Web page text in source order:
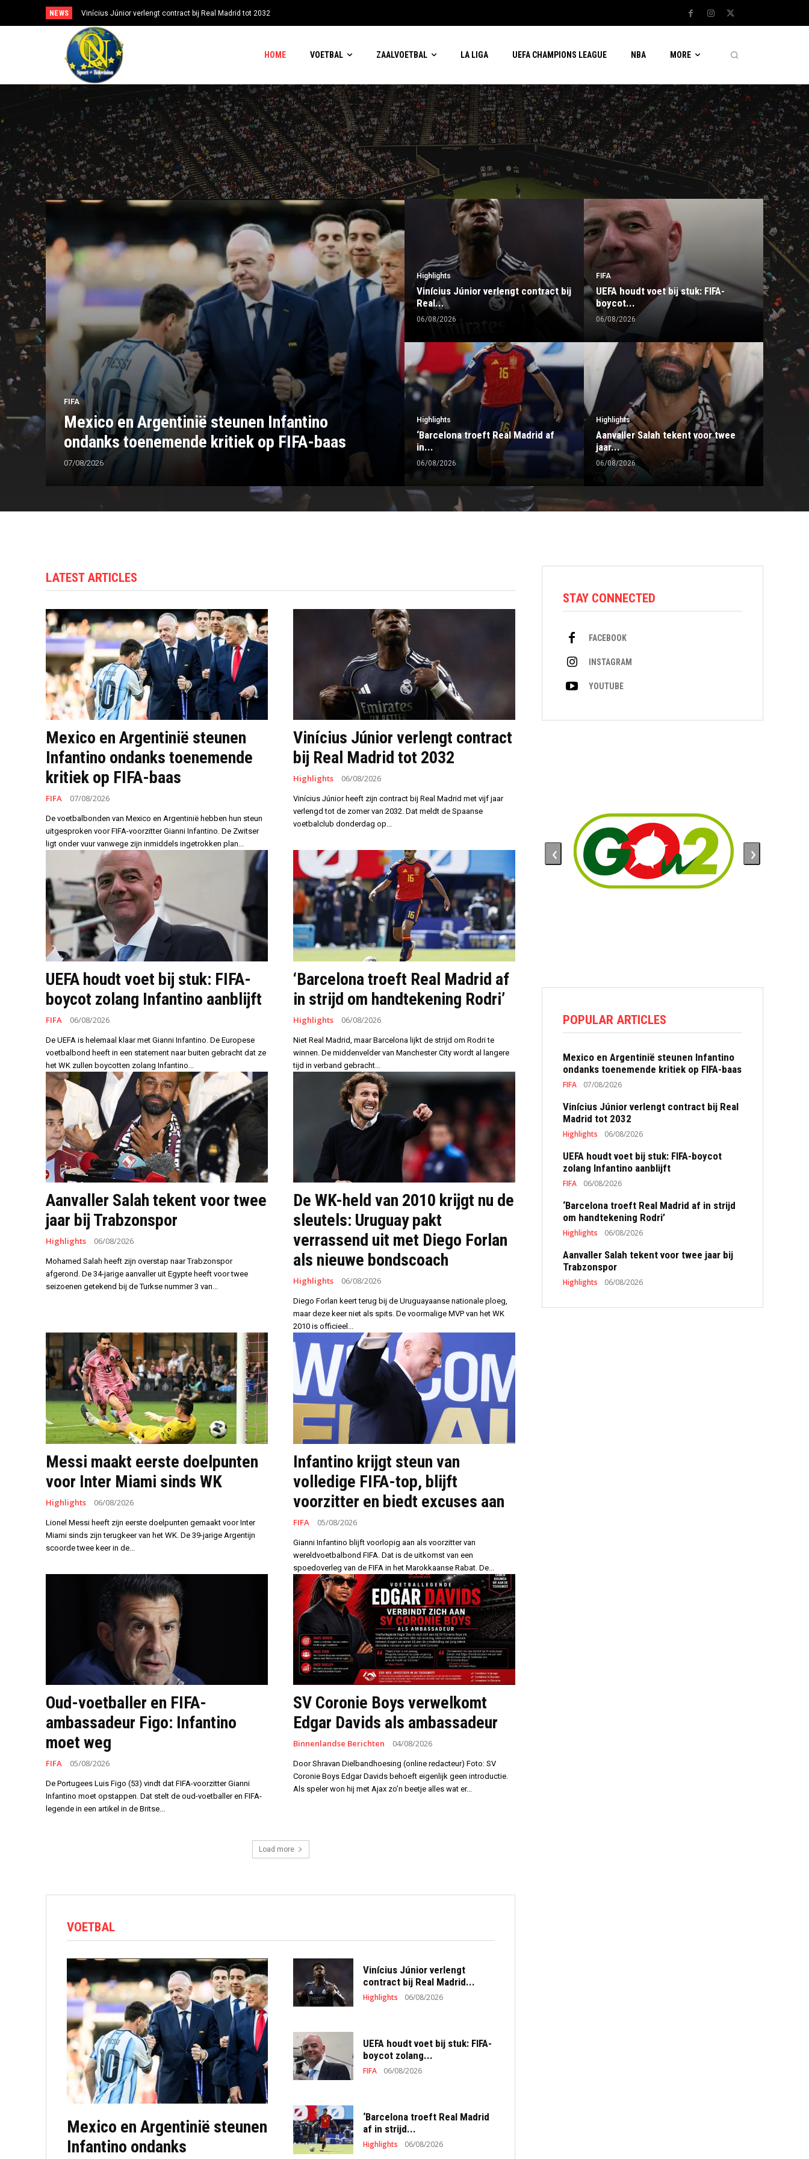
NEWS Vinícius Júnior verlengt contract bij Real Madrid tot 2032
UEFA houdt voet bij stuk: FIFA-boycot zolang Infantino aanblijft
HOME VOETBAL ZAALVOETBAL LA LIGA UEFA CHAMPIONS LEAGUE NBA MORE
FIFA
Mexico en Argentinië steunen Infantino
ondanks toenemende kritiek op FIFA-baas
07/08/2026
Highlights
Vinícius Júnior verlengt contract bij
Real...
06/08/2026
FIFA
UEFA houdt voet bij stuk: FIFA-
boycot...
06/08/2026
Highlights
‘Barcelona troeft Real Madrid af
in...
06/08/2026
Highlights
Aanvaller Salah tekent voor twee
jaar...
06/08/2026
LATEST ARTICLES
Mexico en Argentinië steunen
Infantino ondanks toenemende
kritiek op FIFA-baas
FIFA 07/08/2026
De voetbalbonden van Mexico en Argentinië hebben hun steun
uitgesproken voor FIFA-voorzitter Gianni Infantino. De Zwitser
ligt onder vuur vanwege zijn inmiddels ingetrokken plan...
Vinícius Júnior verlengt contract
bij Real Madrid tot 2032
Highlights 06/08/2026
Vinícius Júnior heeft zijn contract bij Real Madrid met vijf jaar
verlengd tot de zomer van 2032. Dat meldt de Spaanse
voetbalclub donderdag op...
UEFA houdt voet bij stuk: FIFA-
boycot zolang Infantino aanblijft
FIFA 06/08/2026
De UEFA is helemaal klaar met Gianni Infantino. De Europese
voetbalbond heeft in een statement naar buiten gebracht dat ze
het WK zullen boycotten zolang Infantino...
‘Barcelona troeft Real Madrid af
in strijd om handtekening Rodri’
Highlights 06/08/2026
Niet Real Madrid, maar Barcelona lijkt de strijd om Rodri te
winnen. De middenvelder van Manchester City wordt al langere
tijd in verband gebracht...
Aanvaller Salah tekent voor twee
jaar bij Trabzonspor
Highlights 06/08/2026
Mohamed Salah heeft zijn overstap naar Trabzonspor
afgerond. De 34-jarige aanvaller uit Egypte heeft voor twee
seizoenen getekend bij de Turkse nummer 3 van...
De WK-held van 2010 krijgt nu de
sleutels: Uruguay pakt
verrassend uit met Diego Forlan
als nieuwe bondscoach
Highlights 06/08/2026
Diego Forlan keert terug bij de Uruguayaanse nationale ploeg,
maar deze keer niet als spits. De voormalige MVP van het WK
2010 is officieel...
Messi maakt eerste doelpunten
voor Inter Miami sinds WK
Highlights 06/08/2026
Lionel Messi heeft zijn eerste doelpunten gemaakt voor Inter
Miami sinds zijn terugkeer van het WK. De 39-jarige Argentijn
scoorde twee keer in de...
Infantino krijgt steun van
volledige FIFA-top, blijft
voorzitter en biedt excuses aan
FIFA 05/08/2026
Gianni Infantino blijft voorlopig aan als voorzitter van
wereldvoetbalbond FIFA. Dat is de uitkomst van een
spoedoverleg van de FIFA in het Marokkaanse Rabat. De...
Oud-voetballer en FIFA-
ambassadeur Figo: Infantino
moet weg
FIFA 05/08/2026
De Portugees Luis Figo (53) vindt dat FIFA-voorzitter Gianni
Infantino moet opstappen. Dat stelt de oud-voetballer en FIFA-
legende in een artikel in de Britse...
SV Coronie Boys verwelkomt
Edgar Davids als ambassadeur
Binnenlandse Berichten 04/08/2026
Door Shravan Dielbandhoesing (online redacteur) Foto: SV
Coronie Boys Edgar Davids behoeft eigenlijk geen introductie.
Als speler won hij met Ajax zo’n beetje alles wat er...
Load more
VOETBAL
Mexico en Argentinië steunen
Infantino ondanks
Vinícius Júnior verlengt
contract bij Real Madrid...
Highlights 06/08/2026
UEFA houdt voet bij stuk: FIFA-
boycot zolang...
FIFA 06/08/2026
‘Barcelona troeft Real Madrid
af in strijd...
Highlights 06/08/2026
STAY CONNECTED
FACEBOOK
INSTAGRAM
YOUTUBE
‹ ›
POPULAR ARTICLES
Mexico en Argentinië steunen Infantino
ondanks toenemende kritiek op FIFA-baas
FIFA 07/08/2026
Vinícius Júnior verlengt contract bij Real
Madrid tot 2032
Highlights 06/08/2026
UEFA houdt voet bij stuk: FIFA-boycot
zolang Infantino aanblijft
FIFA 06/08/2026
‘Barcelona troeft Real Madrid af in strijd
om handtekening Rodri’
Highlights 06/08/2026
Aanvaller Salah tekent voor twee jaar bij
Trabzonspor
Highlights 06/08/2026